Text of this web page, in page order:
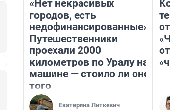
«Нет некрасивых
городов, есть
недофинансированные».
Путешественники
проехали 2000
километров по Уралу на
машине — стоило ли оно
того
Екатерина Литкевич
тебя